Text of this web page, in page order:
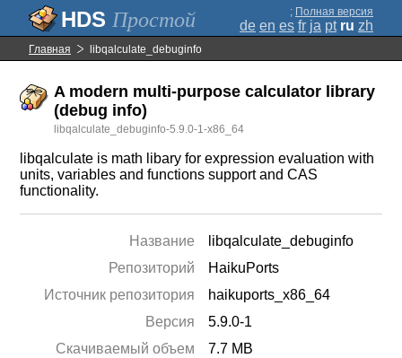
Простой ; Полная версия
de en es fr ja pt ru zh
Главная libqalculate_debuginfo
A modern multi-purpose calculator library
(debug info)
libqalculate_debuginfo-5.9.0-1-x86_64
libqalculate is math libary for expression evaluation with
units, variables and functions support and CAS
functionality.
Название
libqalculate_debuginfo
Репозиторий
HaikuPorts
Источник репозитория
haikuports_x86_64
Версия
5.9.0-1
Скачиваемый объем
7.7 MB